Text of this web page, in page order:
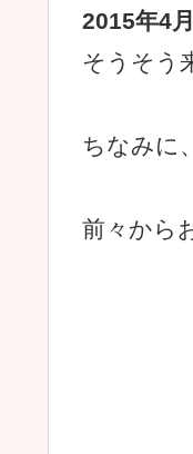
2015年4
そうそう
ちなみに
前々から